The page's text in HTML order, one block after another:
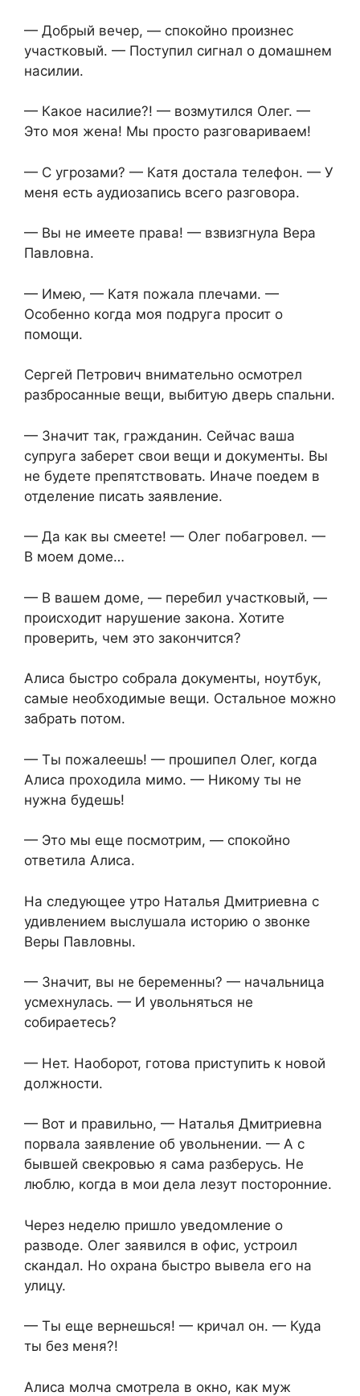
— Добрый вечер, — спокойно произнес
участковый. — Поступил сигнал о домашнем
насилии.
— Какое насилие?! — возмутился Олег. —
Это моя жена! Мы просто разговариваем!
— С угрозами? — Катя достала телефон. — У
меня есть аудиозапись всего разговора.
— Вы не имеете права! — взвизгнула Вера
Павловна.
— Имею, — Катя пожала плечами. —
Особенно когда моя подруга просит о
помощи.
Сергей Петрович внимательно осмотрел
разбросанные вещи, выбитую дверь спальни.
— Значит так, гражданин. Сейчас ваша
супруга заберет свои вещи и документы. Вы
не будете препятствовать. Иначе поедем в
отделение писать заявление.
— Да как вы смеете! — Олег побагровел. —
В моем доме…
— В вашем доме, — перебил участковый, —
происходит нарушение закона. Хотите
проверить, чем это закончится?
Алиса быстро собрала документы, ноутбук,
самые необходимые вещи. Остальное можно
забрать потом.
— Ты пожалеешь! — прошипел Олег, когда
Алиса проходила мимо. — Никому ты не
нужна будешь!
— Это мы еще посмотрим, — спокойно
ответила Алиса.
На следующее утро Наталья Дмитриевна с
удивлением выслушала историю о звонке
Веры Павловны.
— Значит, вы не беременны? — начальница
усмехнулась. — И увольняться не
собираетесь?
— Нет. Наоборот, готова приступить к новой
должности.
— Вот и правильно, — Наталья Дмитриевна
порвала заявление об увольнении. — А с
бывшей свекровью я сама разберусь. Не
люблю, когда в мои дела лезут посторонние.
Через неделю пришло уведомление о
разводе. Олег заявился в офис, устроил
скандал. Но охрана быстро вывела его на
улицу.
— Ты еще вернешься! — кричал он. — Куда
ты без меня?!
Алиса молча смотрела в окно, как муж